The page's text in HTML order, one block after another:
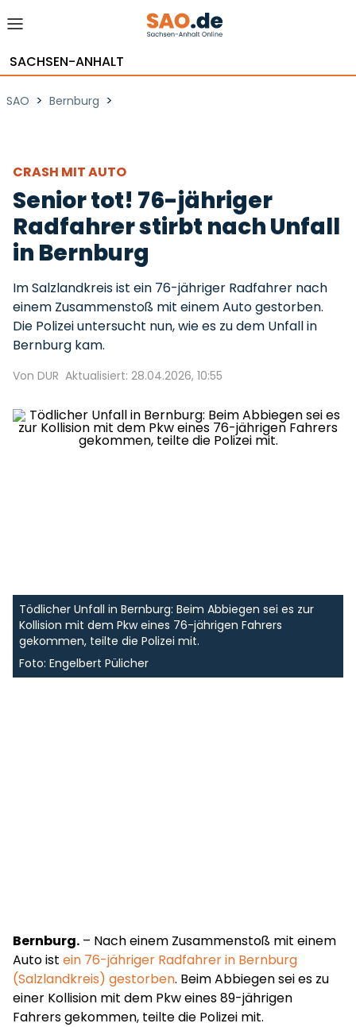
SACHSEN-ANHALT
SAO > Bernburg >
CRASH MIT AUTO
Senior tot! 76-jähriger
Radfahrer stirbt nach Unfall
in Bernburg
Im Salzlandkreis ist ein 76-jähriger Radfahrer nach
einem Zusammenstoß mit einem Auto gestorben.
Die Polizei untersucht nun, wie es zu dem Unfall in
Bernburg kam.
Von DUR Aktualisiert: 28.04.2026, 10:55
Tödlicher Unfall in Bernburg: Beim Abbiegen sei es zur
Kollision mit dem Pkw eines 76-jährigen Fahrers
gekommen, teilte die Polizei mit.
Foto: Engelbert Pülicher
Bernburg. – Nach einem Zusammenstoß mit einem
Auto ist ein 76-jähriger Radfahrer in Bernburg
(Salzlandkreis) gestorben. Beim Abbiegen sei es zu
einer Kollision mit dem Pkw eines 89-jährigen
Fahrers gekommen, teilte die Polizei mit.